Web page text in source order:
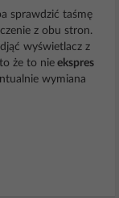
sprawdzić taśmę
z obu stron.
wyświetlacz z
że to nie ekspres
wymiana